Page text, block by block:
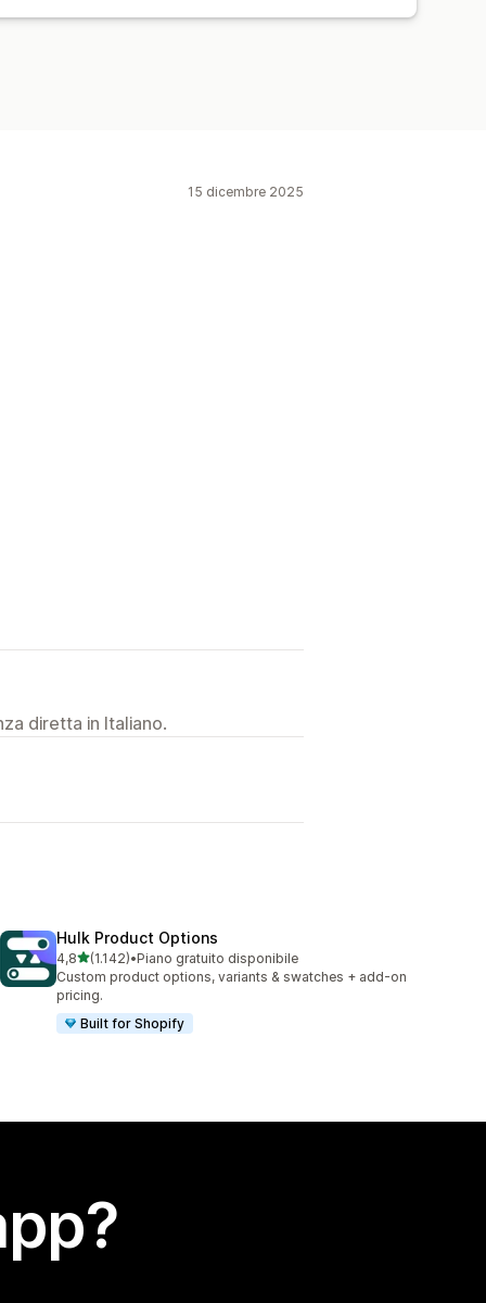
15 dicembre 2025
diretta in Italiano.
Hulk Product Options
4,8stelle su 5
(1.142)
1142 recensioni totali
•Piano gratuito disponibile
Custom product options, variants & swatches + add-on
pricing.
Built for Shopify